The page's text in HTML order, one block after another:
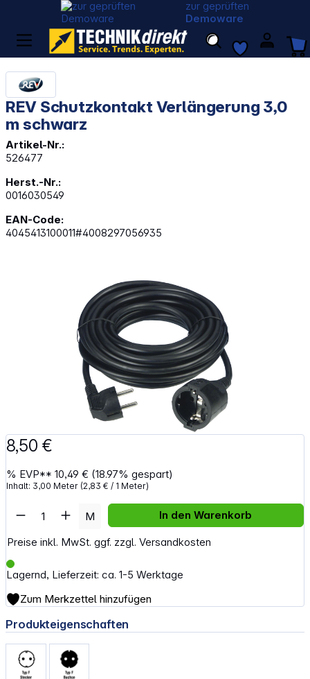
zur geprüften
Demoware
REV Schutzkontakt Verlängerung 3,0
m schwarz
Artikel-Nr.:
526477
Herst.-Nr.:
0016030549
EAN-Code:
4045413100011#4008297056935
Bildergalerie überspringen
8,50 €
% EVP**10,49 € (18.97% gespart)
Inhalt: 3,00 Meter (2,83 € / 1 Meter)
Preise inkl. MwSt. ggf. zzgl. Versandkosten
Lagernd, Lieferzeit: ca. 1-5 Werktage
Artikel Anzahl: Gib den gewünschten
M In den Warenkorb
Zum Merkzettel hinzufügen
Produkteigenschaften